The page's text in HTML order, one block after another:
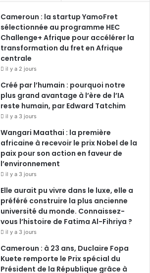
b
o
o
e
d
u
b
a
g
m
Cameroun : la startup YamoFret
sélectionnée au programme HEC
Challenge+ Afrique pour accélérer la
transformation du fret en Afrique
centrale
il y a 2 jours
Créé par l’humain : pourquoi notre
plus grand avantage à l’ère de l’IA
reste humain, par Edward Tatchim
il y a 3 jours
Wangari Maathai : la première
africaine à recevoir le prix Nobel de la
paix pour son action en faveur de
l’environnement
il y a 3 jours
Elle aurait pu vivre dans le luxe, elle a
préféré construire la plus ancienne
université du monde. Connaissez-
vous l’histoire de Fatima Al-Fihriya ?
il y a 3 jours
Cameroun : à 23 ans, Duclaire Fopa
Kuete remporte le Prix spécial du
Président de la République grâce à